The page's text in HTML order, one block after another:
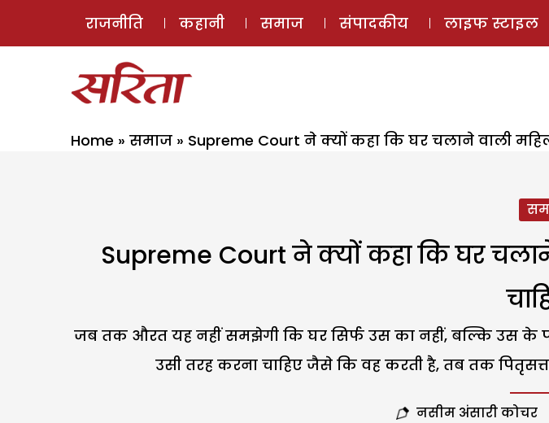
राजनीति कहानी समाज संपादकीय लाइफ स्टाइल
Home » समाज » Supreme Court ने क्यों कहा कि घर चलाने वाली
Supreme Court ने क्यों कहा कि घर
जब तक औरत यह नहीं समझेगी कि घर सिर्फ उस का नहीं, बल्कि उस के
उसी तरह करना चाहिए जैसे कि वह करती है, तब तक
नसीम अंसारी कोचर